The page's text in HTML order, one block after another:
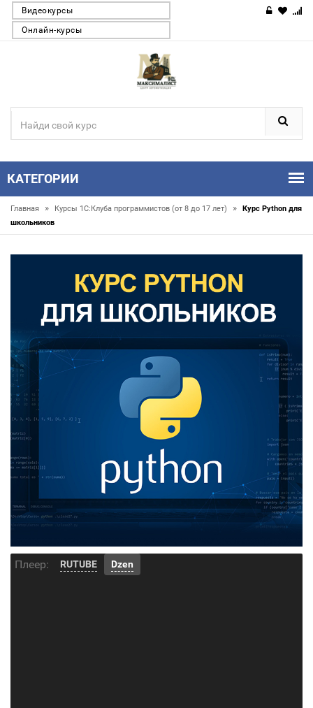
Видеокурсы
Онлайн-курсы
КАТЕГОРИИ
Главная » Курсы 1С:Клуба программистов (от 8 до 17 лет) »
Курс Python для
школьников
Плеер: RUTUBE Dzen